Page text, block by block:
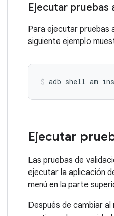
Ejecutar pruebas
Para ejecutar pruebas
siguiente ejemplo
adb shell am
Ejecutar
Las pruebas de
ejecutar la aplicación
menú en la parte
Después de cambiar